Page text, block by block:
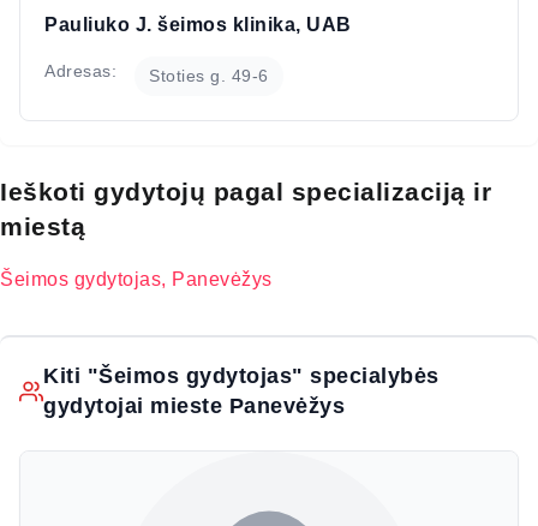
Pauliuko J. šeimos klinika, UAB
Adresas: Stoties g. 49-6
Ieškoti gydytojų pagal specializaciją ir
miestą
Šeimos gydytojas, Panevėžys
Kiti "Šeimos gydytojas" specialybės
gydytojai mieste Panevėžys